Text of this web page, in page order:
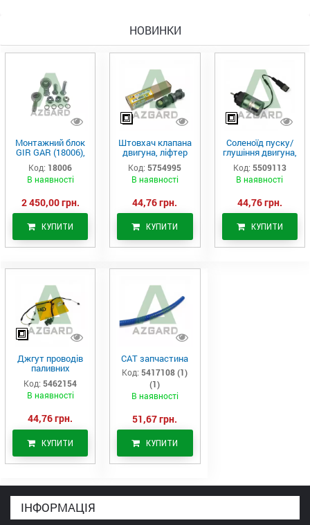
НОВИНКИ
Монтажний блок
GIR GAR (18006),
Аналог
Код: 18006
В наявності
2 450,00 грн.
КУПИТИ
Штовхач клапана
двигуна, ліфтер
(575-4995)
Код: 5754995
В наявності
44,76 грн.
КУПИТИ
Соленоїд пуску/
глушіння двигуна,
актуатор (550-
9113)
Код: 5509113
В наявності
44,76 грн.
КУПИТИ
Джгут проводів
паливних
форсунок CAT
C7/C9 (546-2154)
Код: 5462154
В наявності
44,76 грн.
КУПИТИ
САТ запчастина
Код: 5417108 (1)
(1)
В наявності
51,67 грн.
КУПИТИ
ІНФОРМАЦІЯ